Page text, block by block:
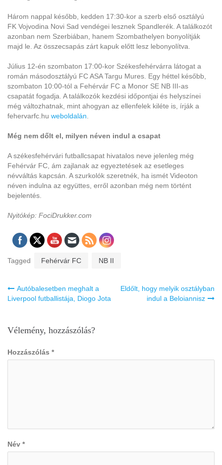
Három nappal később, kedden 17:30-kor a szerb első osztályú
FK Vojvodina Novi Sad vendégei lesznek Spandlerék. A találkozót
azonban nem Szerbiában, hanem Szombathelyen bonyolítják
majd le. Az összecsapás zárt kapuk előtt lesz lebonyolítva.
Július 12-én szombaton 17:00-kor Székesfehérvárra látogat a
román másodosztályú FC ASA Targu Mures. Egy héttel később,
szombaton 10:00-tól a Fehérvár FC a Monor SE NB III-as
csapatát fogadja. A találkozók kezdési időpontjai és helyszínei
még változhatnak, mint ahogyan az ellenfelek kiléte is, írják a
fehervarfc.hu weboldalán
Még nem dőlt el, milyen néven indul a csapat
A székesfehérvári futballcsapat hivatalos neve jelenleg még
Fehérvár FC, ám zajlanak az egyeztetések az esetleges
névváltás kapcsán. A szurkolók szeretnék, ha ismét Videoton
néven indulna az együttes, erről azonban még nem történt
bejelentés.
Nyitókép: FociDrukker.com
Tagged Fehérvár FC NB II
Bejegyzés
navigáció
Autóbalesetben meghalt a
Liverpool futballistája, Diogo Jota
Eldőlt, hogy melyik osztályban
indul a Beloiannisz
Vélemény, hozzászólás?
Hozzászólás *
Név *